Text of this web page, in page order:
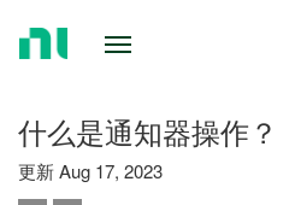
什么是通知器操作？
更新 Aug 17, 2023